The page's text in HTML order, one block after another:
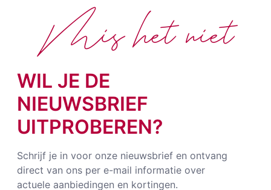
WIL JE DE
NIEUWSBRIEF
UITPROBEREN?
Schrijf je in voor onze nieuwsbrief en ontvang
direct van ons per e-mail informatie over
actuele aanbiedingen en kortingen.
Mis het niet